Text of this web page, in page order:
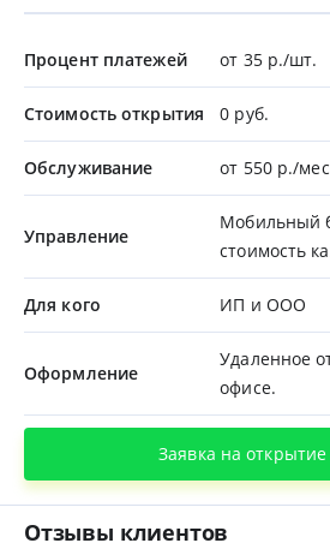
Процент платежей от 35 р./шт.
Стоимость открытия 0 руб.
Обслуживание от 550 р./
Управление
Мобильный
стоимость
Для кого ИП и ООО
Оформление
Удаленное
офисе.
Заявка на открытие
Отзывы клиентов